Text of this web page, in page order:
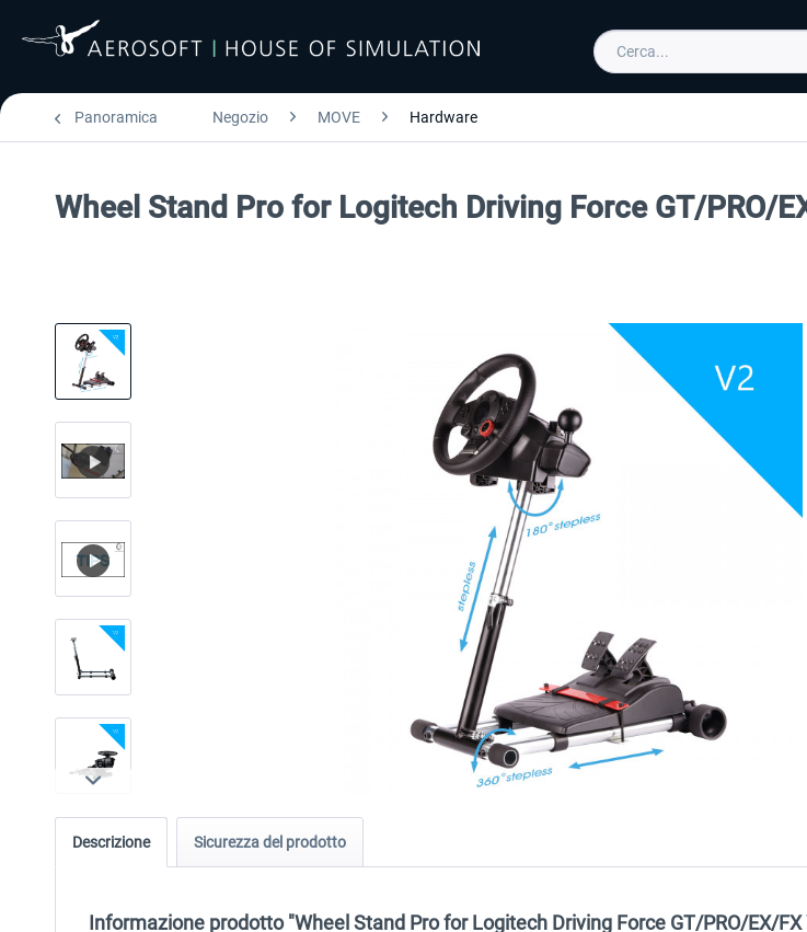
Panoramica Negozio MOVE Hardware
Wheel Stand Pro for Logitech Driving Force GT/PRO/
Descrizione Sicurezza del prodotto
Informazione prodotto "Wheel Stand Pro for Logitech Driving Force GT/PRO/EX/FX